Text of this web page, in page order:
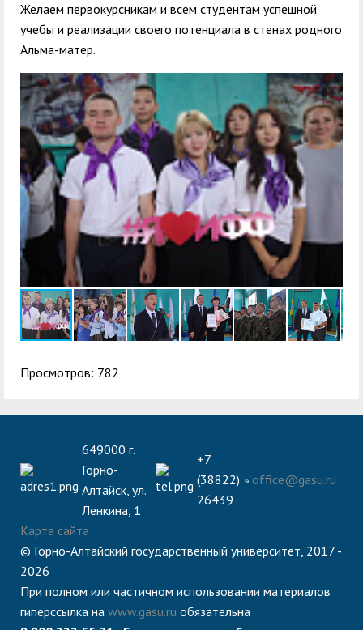
Желаем первокурсникам и всем студентам успешной
учебы и реализации своего потенциала в стенах родного
Альма-матер.
Просмотров: 782
649000 г.
Горно-
Алтайск, ул.
Ленкина, 1
+7
(38822)
26439
office@gasu.ru
Карта сайта
© Горно-Алтайский государственный университет, 2017 -
2026
При полном или частичном использовании материалов
гиперссылка на www.gasu.ru обязательна